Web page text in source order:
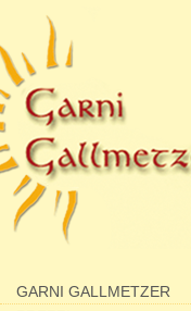
GARNI GALLMETZER